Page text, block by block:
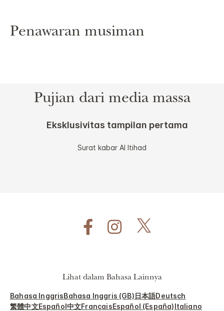
Penawaran musiman
Pujian dari media massa
Eksklusivitas tampilan pertama
Surat kabar Al Itihad
Lihat dalam Bahasa Lainnya
Bahasa InggrisBahasa Inggris (GB)日本語Deutsch
繁體中文Español中文FrançaisEspañol (España)Italiano